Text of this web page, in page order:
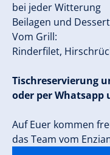
bei jeder Witterung
Beilagen und
Vom Grill:
Rinderfilet,
Tischreservierung
oder per Whatsapp
Auf Euer kommen
das Team vom